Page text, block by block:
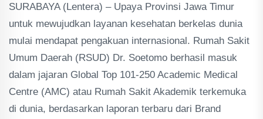
SURABAYA (Lentera) – Upaya Provinsi Jawa Timur
untuk mewujudkan layanan kesehatan berkelas dunia
mulai mendapat pengakuan internasional. Rumah Sakit
Umum Daerah (RSUD) Dr. Soetomo berhasil masuk
dalam jajaran Global Top 101-250 Academic Medical
Centre (AMC) atau Rumah Sakit Akademik terkemuka
di dunia, berdasarkan laporan terbaru dari Brand